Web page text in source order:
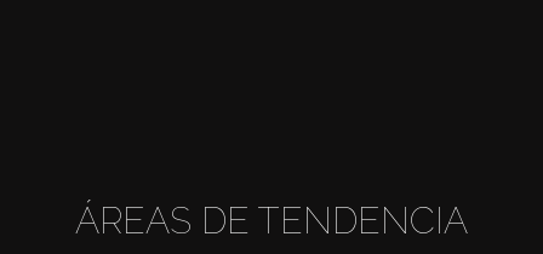
ÁREAS DE TENDENCIA